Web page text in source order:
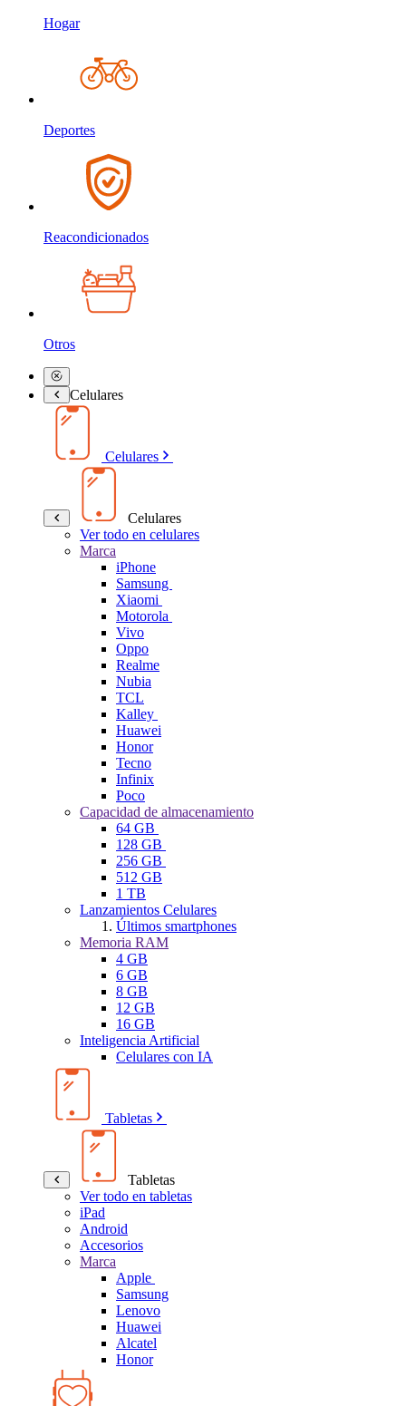
Hogar
Deportes
Reacondicionados
Otros
Celulares
Celulares
Celulares
Ver todo en celulares
Marca
iPhone
Samsung
Xiaomi
Motorola
Vivo
Oppo
Realme
Nubia
TCL
Kalley
Huawei
Honor
Tecno
Infinix
Poco
Capacidad de almacenamiento
64 GB
128 GB
256 GB
512 GB
1 TB
Lanzamientos Celulares
Últimos smartphones
Memoria RAM
4 GB
6 GB
8 GB
12 GB
16 GB
Inteligencia Artificial
Celulares con IA
Tabletas
Tabletas
Ver todo en tabletas
iPad
Android
Accesorios
Marca
Apple
Samsung
Lenovo
Huawei
Alcatel
Honor